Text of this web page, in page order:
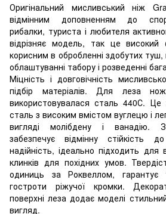
Оригінальний мисливський ніж
відмінним доповненням до
рибалки, туриста і любителя
відрізняє модель, так це високий
корисним в обробленні здобутих туш,
облаштуванні табору і розведенні
Міцність і довговічність
підбір матеріалів. Для леза
використовувалася сталь 440С. Це
сталь з високим вмістом вуглецю і
вигляді молібдену і ванадію.
забезпечує відмінну стійкість
надійність, ідеально підходить
клинків для похідних умов.
одиниць за Роквеллом, гарантує
гостроти ріжучої кромки.
поверхні леза додає моделі
вигляд.